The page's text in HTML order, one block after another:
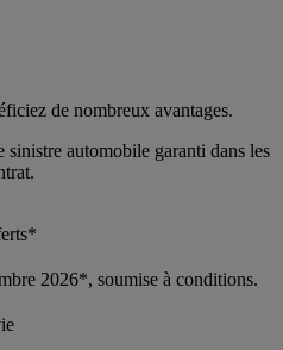
de nombreux avantages.
sinistre automobile garanti dans les
2026*, soumise à conditions.